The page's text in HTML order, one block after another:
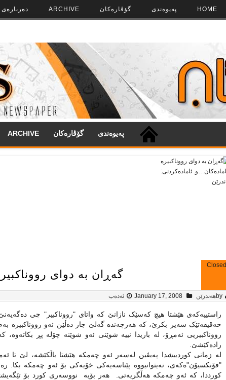
ده‌رباره‌ی ARCHIVE گۆڤاره‌کان په‌‌یوه‌ندی HOME
ARCHIVE گۆڤاره‌کان په‌‌یوه‌ندی
گه‌ڕان به‌ دوای
Closed
byهه‌ندرێن January 17, 2008 ئەدەب
راستییه‌که‌ی هێشتا هیچ که‌سێک نازانێ که‌ واتای "رووناکبیر" چی
حه‌قیقه‌تێک سه‌یر بکرێ، که‌‌ هه‌رچه‌نده‌ گه‌لێ جار ده‌ڵێن ئه‌و رووناکبیره‌
رووناکبیریی ئه‌مڕۆ، له‌ باریدا نییه‌ شوێنی ئه‌و شوێنه‌ چۆله‌ پڕ
راده‌کێشێ.
له‌ زمانی کوردییشدا په‌یڤین له‌سه‌ر ئه‌و چه‌مکه‌ هێشتا باڵکێشه‌‌، لێ
"فۆنکسیۆن"ه‌که‌ی، نه‌یتوانیووه‌ پێناسه‌یه‌کی خۆیه‌کی بۆ ئه‌و چه‌مکه‌ بکا.
کورددا، که‌ ئه‌و چه‌مکه‌ هه‌ڵگریه‌تی. هه‌ر بۆیه‌ ‌ نووسه‌ری کورد بۆ